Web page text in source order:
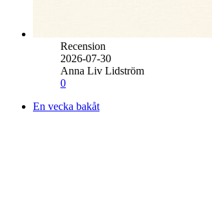
Recension
2026-07-30
Anna Liv Lidström
0
En vecka bakåt